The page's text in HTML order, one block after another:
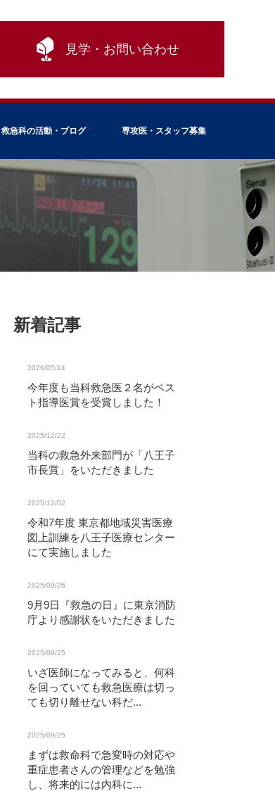
見学・お問い合わせ
救急科の活動・ブログ 専攻医・スタッフ募集
新着記事
2026/05/14
今年度も当科救急医２名がベス
ト指導医賞を受賞しました！
2025/12/22
当科の救急外来部門が「八王子
市長賞」をいただきました
2025/12/02
令和7年度 東京都地域災害医療
図上訓練を八王子医療センター
にて実施しました
2025/09/26
9月9日『救急の日』に東京消防
庁より感謝状をいただきました
2025/09/25
いざ医師になってみると、何科
を回っていても救急医療は切っ
ても切り離せない科だ...
2025/09/25
まずは救命科で急変時の対応や
重症患者さんの管理などを勉強
し、将来的には内科に...